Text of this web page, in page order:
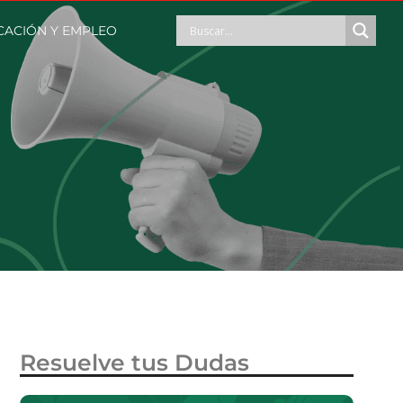
Y EMPLEO
Resuelve tus Dudas